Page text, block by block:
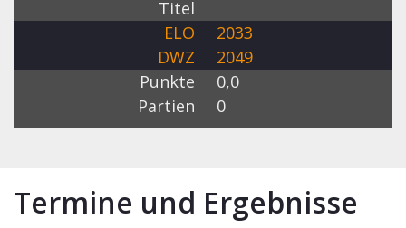
Titel
ELO
2033
DWZ
2049
Punkte
0,0
Partien
0
Termine und Ergebnisse